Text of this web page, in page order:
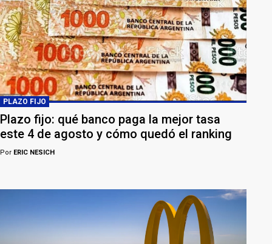
PLAZO FIJO
Plazo fijo: qué banco paga la mejor tasa
este 4 de agosto y cómo quedó el ranking
Por ERIC NESICH